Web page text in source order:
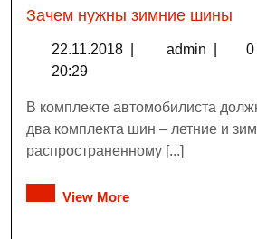
Зачем нужны зимние шины
22.11.2018 admin 0
20:29
В комплекте автомобилиста
два комплекта шин – летние и
распространенному [...]
View More